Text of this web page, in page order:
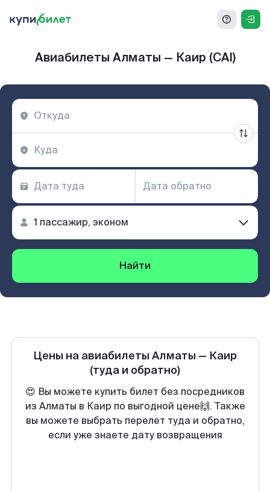
Авиабилеты Алматы — Каир (CAI)
Найти
Цены на авиабилеты Алматы — Каир
(туда и обратно)
😍 Вы можете купить билет без посредников
из Алматы в Каир по выгодной цене🙌. Также
вы можете выбрать перелет туда и обратно,
если уже знаете дату возвращения